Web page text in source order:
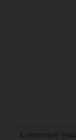
4 settembre 1944